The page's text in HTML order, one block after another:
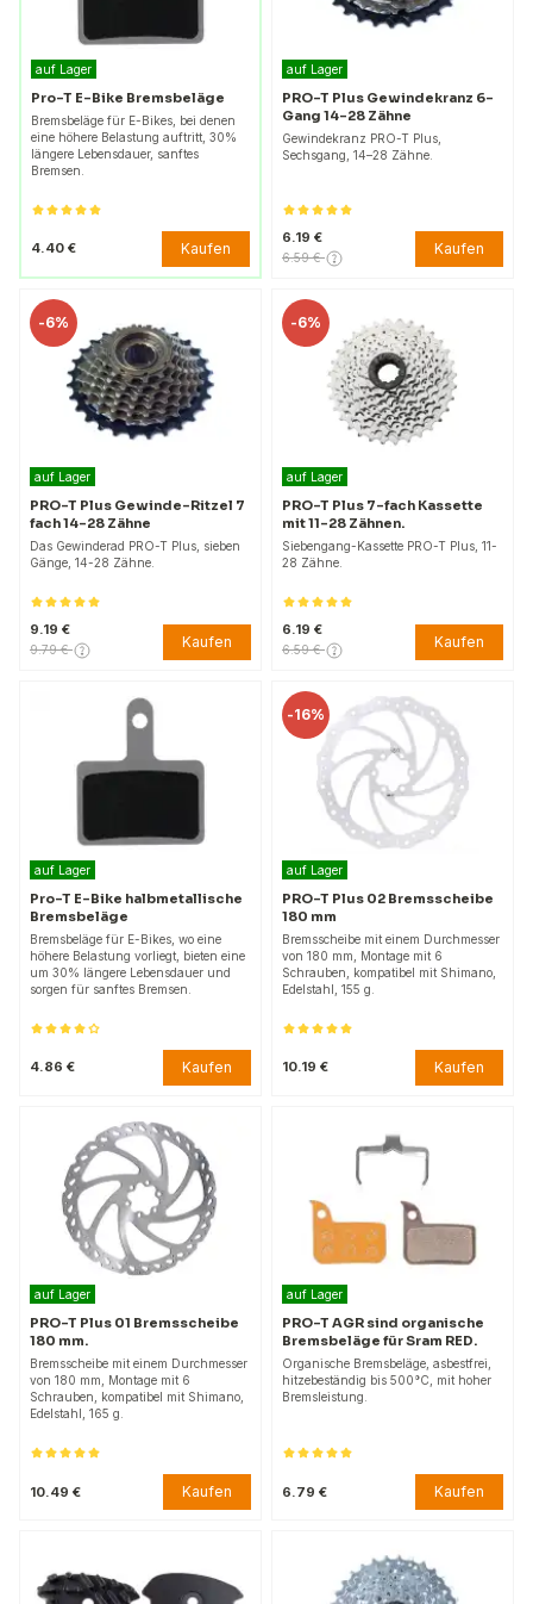
auf Lager
Pro-T E-Bike Bremsbeläge
Bremsbeläge für E-Bikes, bei denen
eine höhere Belastung auftritt, 30%
längere Lebensdauer, sanftes
Bremsen.
4.40 € Kaufen
auf Lager
PRO-T Plus Gewindekranz 6-
Gang 14-28 Zähne
Gewindekranz PRO-T Plus,
Sechsgang, 14–28 Zähne.
6.19 €
6.59 € Kaufen
-6%
auf Lager
PRO-T Plus Gewinde-Ritzel 7
fach 14-28 Zähne
Das Gewinderad PRO-T Plus, sieben
Gänge, 14-28 Zähne.
9.19 €
9.79 € Kaufen
-6%
auf Lager
PRO-T Plus 7-fach Kassette
mit 11-28 Zähnen.
Siebengang-Kassette PRO-T Plus, 11-
28 Zähne.
6.19 €
6.59 € Kaufen
auf Lager
Pro-T E-Bike halbmetallische
Bremsbeläge
Bremsbeläge für E-Bikes, wo eine
höhere Belastung vorliegt, bieten eine
um 30% längere Lebensdauer und
sorgen für sanftes Bremsen.
4.86 € Kaufen
-16%
auf Lager
PRO-T Plus 02 Bremsscheibe
180 mm
Bremsscheibe mit einem Durchmesser
von 180 mm, Montage mit 6
Schrauben, kompatibel mit Shimano,
Edelstahl, 155 g.
10.19 € Kaufen
auf Lager
PRO-T Plus 01 Bremsscheibe
180 mm.
Bremsscheibe mit einem Durchmesser
von 180 mm, Montage mit 6
Schrauben, kompatibel mit Shimano,
Edelstahl, 165 g.
10.49 € Kaufen
auf Lager
PRO-T AGR sind organische
Bremsbeläge für Sram RED.
Organische Bremsbeläge, asbestfrei,
hitzebeständig bis 500°C, mit hoher
Bremsleistung.
6.79 € Kaufen